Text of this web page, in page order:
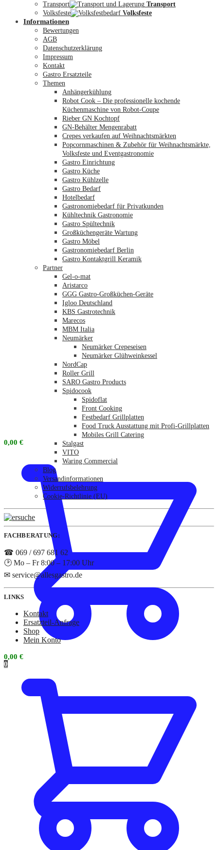
Mein Konto
0,00 €
0
Transport
Transport
Volksfeste
Volksfeste
Informationen
Bewertungen
AGB
Datenschutzerklärung
Impressum
Kontakt
Gastro Ersatzteile
Themen
Anhängerkühlung
Robot Cook – Die professionelle kochende
Küchenmaschine von Robot-Coupe
Rieber GN Kochtopf
GN-Behälter Mengenrabatt
Crepes verkaufen auf Weihnachtsmärkten
Popcornmaschinen & Zubehör für Weihnachtsmärkte,
Volksfeste und Eventgastronomie
Gastro Einrichtung
Gastro Küche
Gastro Kühlzelle
Gastro Bedarf
Hotelbedarf
Gastronomiebedarf für Privatkunden
Kühltechnik Gastronomie
Gastro Spültechnik
Großküchengeräte Wartung
Gastro Möbel
Gastronomiebedarf Berlin
Gastro Kontaktgrill Keramik
Partner
Gel-o-mat
Aristarco
GGG Gastro-Großküchen-Geräte
Igloo Deutschland
KBS Gastrotechnik
Marecos
MBM Italia
Neumärker
Neumärker Crepeseisen
Neumärker Glühweinkessel
NordCap
Roller Grill
SARO Gastro Products
Spidocook
Spidoflat
Front Cooking
Festbedarf Grillplatten
Food Truck Ausstattung mit Profi-Grillplatten
Mobiles Grill Catering
Stalgast
VITO
Waring Commercial
Blog
Versandinformationen
Widerrufsbelehrung
Cookie-Richtlinie (EU)
FACHBERATUNG:
☎ 069 / 697 681 62
🕑 Mo – Fr 8:00 – 17:00 Uhr
✉ service@allesgastro.de
LINKS
Kontakt
Ersatzteil-Anfrage
Shop
Mein Konto
0,00 €